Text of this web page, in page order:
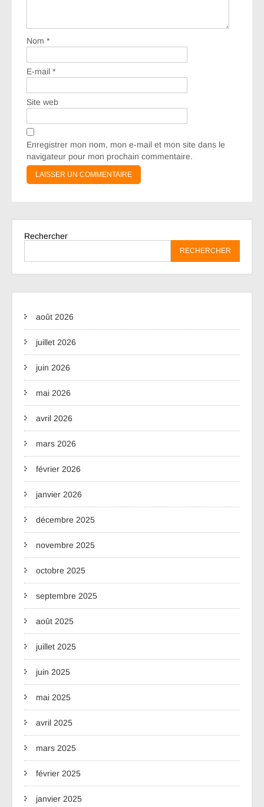
Nom *
E-mail *
Site web
Enregistrer mon nom, mon e-mail et mon site dans le
navigateur pour mon prochain commentaire.
Rechercher
RECHERCHER
août 2026
juillet 2026
juin 2026
mai 2026
avril 2026
mars 2026
février 2026
janvier 2026
décembre 2025
novembre 2025
octobre 2025
septembre 2025
août 2025
juillet 2025
juin 2025
mai 2025
avril 2025
mars 2025
février 2025
janvier 2025